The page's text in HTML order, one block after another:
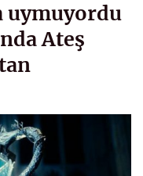
uymuyordu
Ateş